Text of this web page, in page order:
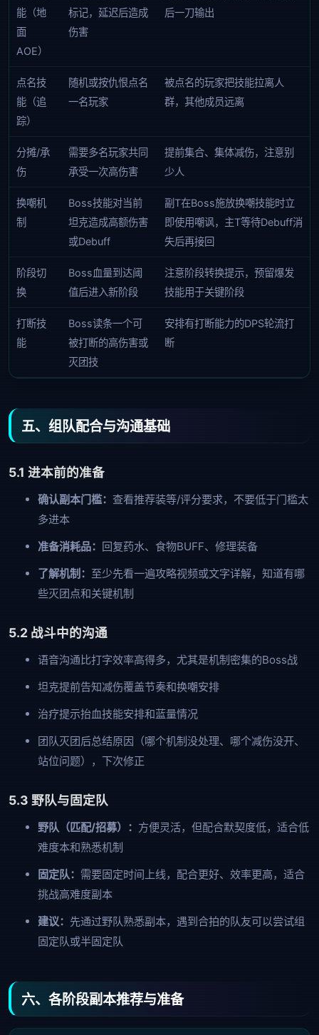
能（地
面
AOE）
标记，延迟后造成
伤害
后一刀输出
点名技
能（追
踪）
随机或按仇恨点名
一名玩家
被点名的玩家把技能拉离人
群，其他成员远离
分摊/承
伤
需要多名玩家共同
承受一次高伤害
提前集合、集体减伤，注意别
少人
换嘲机
制
Boss技能对当前
坦克造成高额伤害
或Debuff
副T在Boss施放换嘲技能时立
即使用嘲讽，主T等待Debuff消
失后再接回
阶段切
换
Boss血量到达阈
值后进入新阶段
注意阶段转换提示，预留爆发
技能用于关键阶段
打断技
能
Boss读条一个可
被打断的高伤害或
灭团技
安排有打断能力的DPS轮流打
断
五、组队配合与沟通基础
5.1 进本前的准备
确认副本门槛： 查看推荐装等/评分要求，不要低于门槛太
多进本
准备消耗品： 回复药水、食物BUFF、修理装备
了解机制： 至少先看一遍攻略视频或文字详解，知道有哪
些灭团点和关键机制
5.2 战斗中的沟通
语音沟通比打字效率高得多，尤其是机制密集的Boss战
坦克提前告知减伤覆盖节奏和换嘲安排
治疗提示抬血技能安排和蓝量情况
团队灭团后总结原因（哪个机制没处理、哪个减伤没开、
站位问题），下次修正
5.3 野队与固定队
野队（匹配/招募）： 方便灵活，但配合默契度低，适合低
难度本和熟悉机制
固定队： 需要固定时间上线，配合更好、效率更高，适合
挑战高难度副本
建议： 先通过野队熟悉副本，遇到合拍的队友可以尝试组
固定队或半固定队
六、各阶段副本推荐与准备